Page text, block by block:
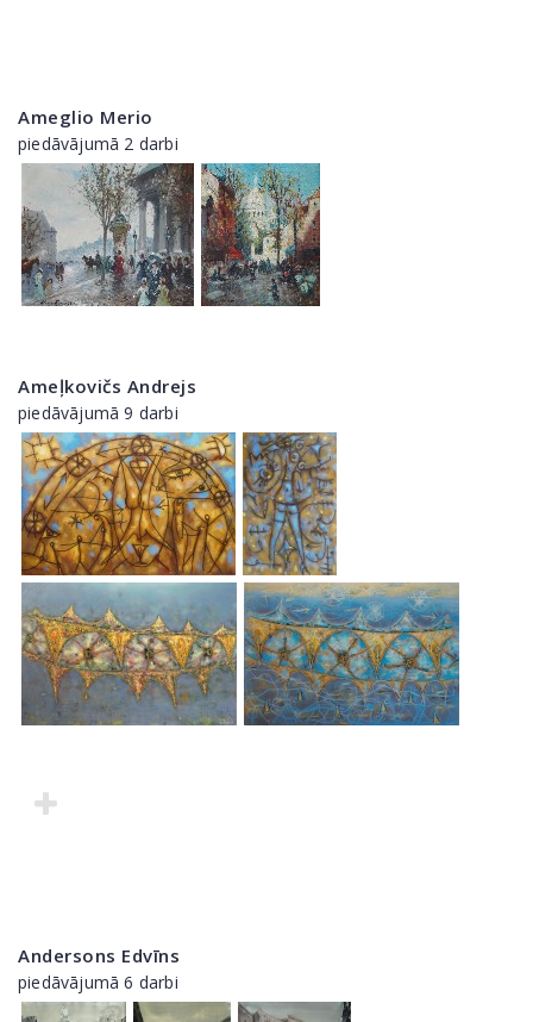
Ameglio Merio
piedāvājumā 2 darbi
Ameļkovičs Andrejs
piedāvājumā 9 darbi
Andersons Edvīns
piedāvājumā 6 darbi